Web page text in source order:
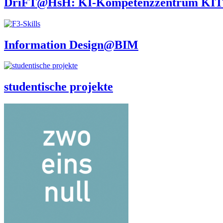
Information Design@BIM
studentische projekte